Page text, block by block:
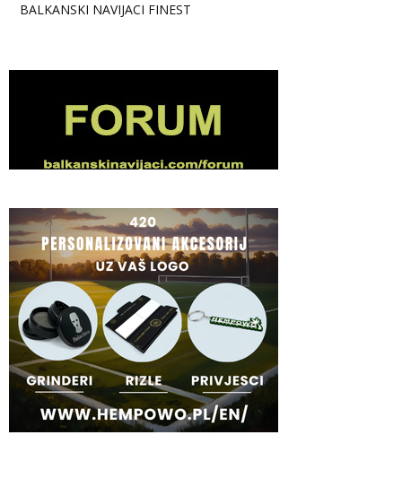
BALKANSKI NAVIJACI FINEST